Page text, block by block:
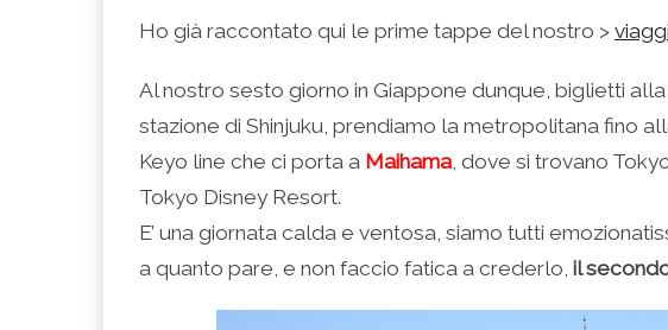
Ho già raccontato qui le prime tappe del nostro >
Al nostro sesto giorno in Giappone dunque, biglietti
stazione di Shinjuku, prendiamo la metropolitana fino
Keyo line che ci porta a Maihama, dove si trovano
Tokyo Disney Resort.
E’ una giornata calda e ventosa, siamo tutti
a quanto pare, e non faccio fatica a crederlo, il